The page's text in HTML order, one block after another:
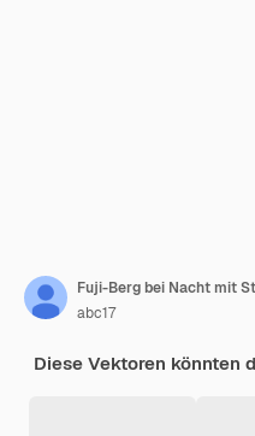
abc17
Diese Vektoren könnten